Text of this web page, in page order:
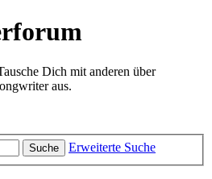
Dich mit anderen über
aus.
Suche Erweiterte Suche